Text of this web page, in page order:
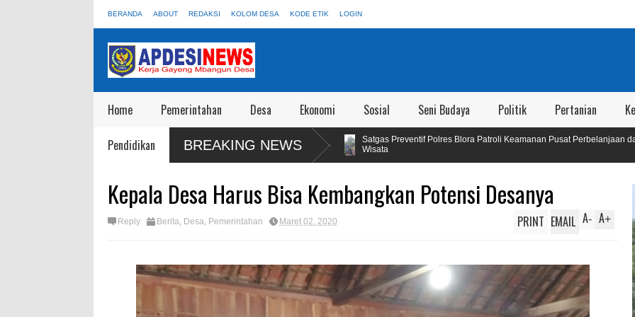
BERANDA ABOUT REDAKSI KOLOM DESA KODE ETIK LOGIN
Home Pemerintahan Desa Ekonomi Sosial Seni Budaya Politik Pertanian
Pendidikan BREAKING NEWS
Jangan Sampai Disewakan Apalagi Viral Salah
Satgas Preventif Polres Blora Patroli Keamanan Pusat Perbelanjaan dan Obyek
Wisata
Wakil
Kepala Desa Harus Bisa Kembangkan Potensi Desanya
Reply Berita, Desa, Pemerintahan Maret 02, 2020 A+
A-
PRINT EMAIL